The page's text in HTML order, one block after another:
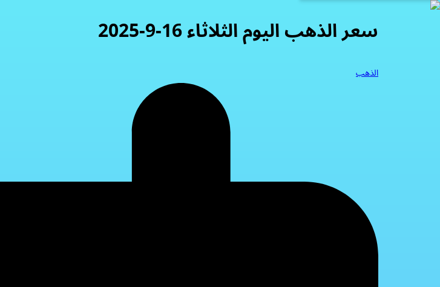
سعر الذهب اليوم الثلاثاء 16-9-2025
الذهب